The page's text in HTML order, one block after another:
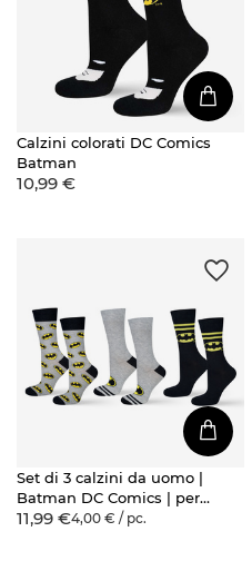
Calzini colorati DC Comics
Batman
10,99 €
Set di 3 calzini da uomo |
Batman DC Comics | per
un regalo | colori
11,99 €4,00 € / pc.